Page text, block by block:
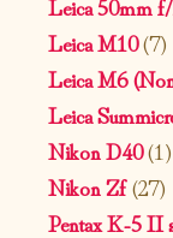
Leica M10(7)
Leica M6
Leica
Nikon D40(1)
Nikon Zf(27)
Pentax K-5 II